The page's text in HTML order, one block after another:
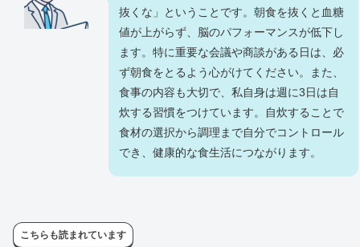
抜くな」ということです。朝食を抜くと血糖
値が上がらず、脳のパフォーマンスが低下し
ます。特に重要な会議や商談がある日は、必
ず朝食をとるよう心がけてください。また、
食事の内容も大切で、私自身は週に3日は自
炊する習慣をつけています。自炊することで
食材の選択から調理まで自分でコントロール
でき、健康的な食生活につながります。
こちらも読まれています